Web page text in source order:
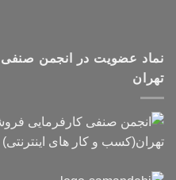
نماد عضویت در انجمن صنفی
تهران